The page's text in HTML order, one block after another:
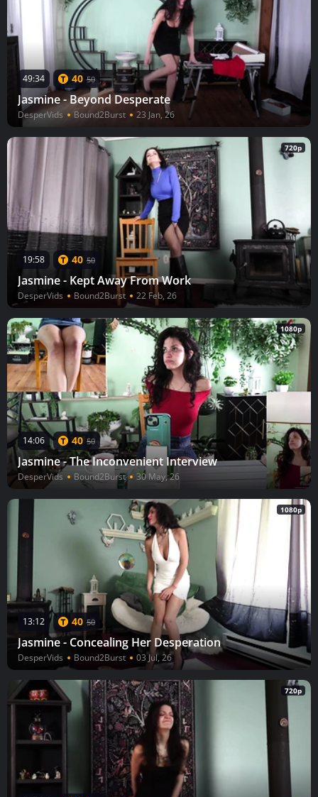
49:34 40 50
Jasmine - Beyond Desperate
DesperVids Bound2Burst 23 Jan, 26
720p
19:58 40 50
Jasmine - Kept Away From Work
DesperVids Bound2Burst 22 Feb, 26
1080p
14:06 40 50
Jasmine - The Inconvenient Interview
DesperVids Bound2Burst 30 May, 26
1080p
13:12 40 50
Jasmine - Concealing Her Desperation
DesperVids Bound2Burst 03 Jul, 26
720p